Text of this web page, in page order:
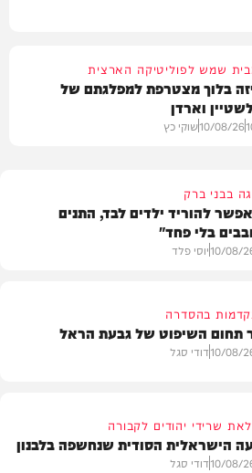
שמש לפוליטיקה הארצית
בלוך מצטרפת למפלגתם של
וארדן
10/08/26שוקי כץ
בבני ברק
להוריד ילדים לבד, התנים
בלי פחד"
10/08/יוסי פלד
בהסדרה
תחום השיפוט של גבעת הראל
10/08/דודי סגל
שרידי יהודים לקבורה
הישראלית הסודית שנחשפה בלבנון
10/08/דודי סגל